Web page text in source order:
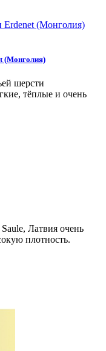
(Монголия)
шерсти
тёплые и очень
Латвия очень
плотность.